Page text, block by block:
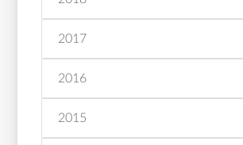
2017
2016
2015